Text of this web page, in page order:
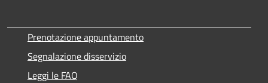
Prenotazione appuntamento
Segnalazione disservizio
Leggi le FAQ